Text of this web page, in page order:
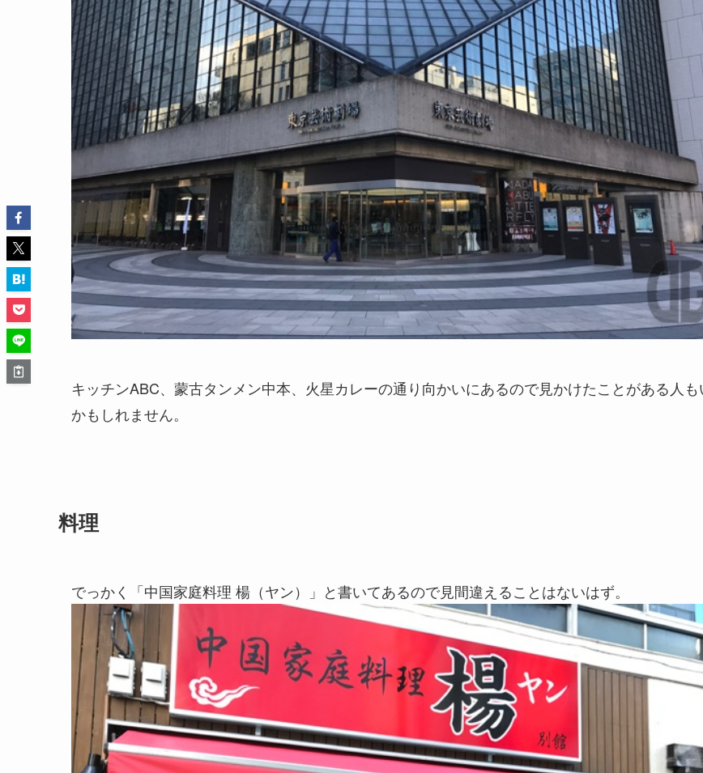
キッチンABC、蒙古タンメン中本、火星カレーの通り向かいにあるので見かけたことがある人も
かもしれません。
料理
でっかく「中国家庭料理 楊（ヤン）」と書いてあるので見間違えることはないはず。